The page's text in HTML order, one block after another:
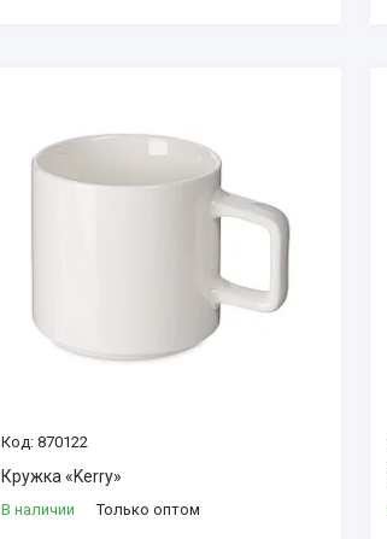
870122
Кружка «Kerry»
В наличии Только оптом